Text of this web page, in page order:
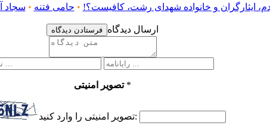
ایثارگران و خانواده شهدای رشت، کافیست؟! • حامی فتنه • سجاد
فرستادن دیدگاه ارسال دیدگاه
تصویر امنیتی *
تصویر امنیتی را وارد کنید: